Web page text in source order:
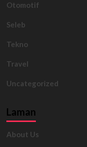
Otomotif
Seleb
Tekno
Travel
Uncategorized
Laman
About Us